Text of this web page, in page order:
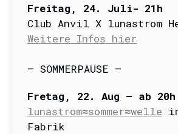
Freitag , 24. Juli- 21h
Club Anvil X lunastrom
Weitere Infos hier
– SOMMERPAUSE –
Fretag, 22. Aug – ab 20h
lunastrom≈sommer≈welle
Fabrik